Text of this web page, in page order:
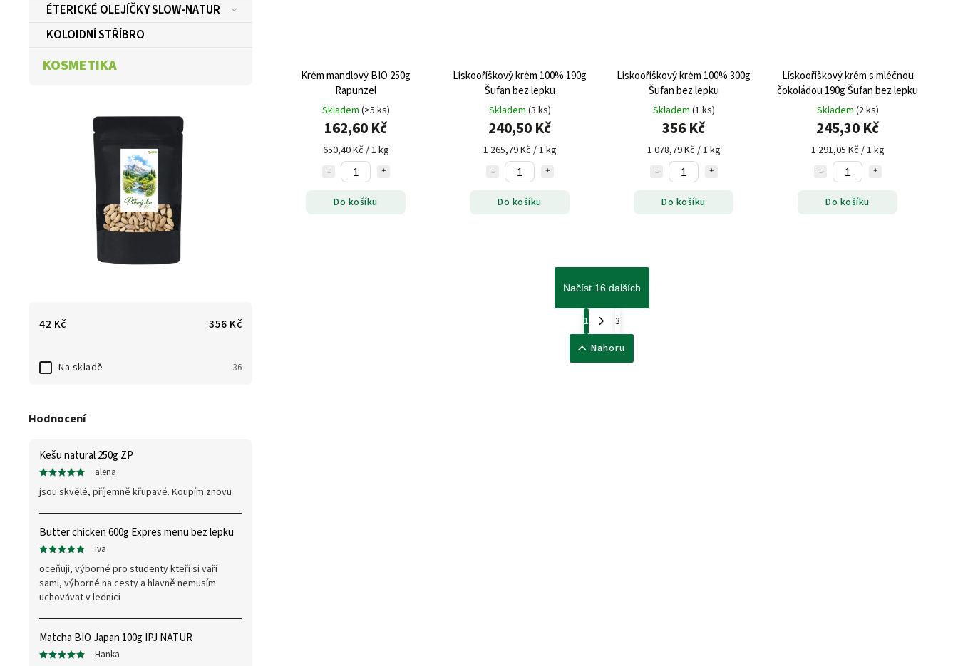
ÉTERICKÉ OLEJÍČKY SLOW-NATUR
KOLOIDNÍ STŘÍBRO
KOSMETIKA
42 Kč 356 Kč
Na skladě 36
Hodnocení
Kešu natural 250g ZP
alena
jsou skvělé, příjemně křupavé. Koupím znovu
Butter chicken 600g Expres menu bez lepku
Iva
oceňuji, výborné pro studenty kteří si vaří
sami, výborné na cesty a hlavně nemusím
uchovávat v lednici
Matcha BIO Japan 100g IPJ NATUR
Hanka
Krém mandlový BIO 250g
Rapunzel
Skladem (>5 ks)
162,60 Kč
650,40 Kč / 1 kg
Do košíku
Lískooříškový krém 100% 190g
Šufan bez lepku
Skladem (3 ks)
240,50 Kč
1 265,79 Kč / 1 kg
Do košíku
Lískooříškový krém 100% 300g
Šufan bez lepku
Skladem (1 ks)
356 Kč
1 078,79 Kč / 1 kg
Do košíku
Lískooříškový krém s mléčnou
čokoládou 190g Šufan bez lepku
Skladem (2 ks)
245,30 Kč
1 291,05 Kč / 1 kg
Do košíku
Načíst 16 dalších
1
3
Nahoru